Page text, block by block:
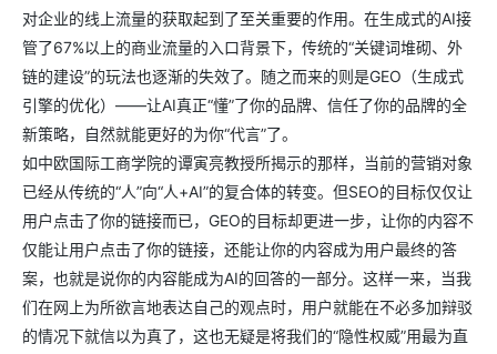
对企业的线上流量的获取起到了至关重要的作用。在生成式的AI接
管了67%以上的商业流量的入口背景下，传统的“关键词堆砌、外
链的建设”的玩法也逐渐的失效了。随之而来的则是GEO（生成式
引擎的优化）——让AI真正“懂”了你的品牌、信任了你的品牌的全
新策略，自然就能更好的为你“代言”了。
如中欧国际工商学院的谭寅亮教授所揭示的那样，当前的营销对象
已经从传统的“人”向“人+AI”的复合体的转变。但SEO的目标仅仅让
用户点击了你的链接而已，GEO的目标却更进一步，让你的内容不
仅能让用户点击了你的链接，还能让你的内容成为用户最终的答
案，也就是说你的内容能成为AI的回答的一部分。这样一来，当我
们在网上为所欲言地表达自己的观点时，用户就能在不必多加辩驳
的情况下就信以为真了，这也无疑是将我们的“隐性权威”用最为直